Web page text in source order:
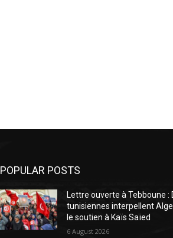
POPULAR POSTS
Lettre ouverte à Tebboune :
tunisiennes interpellent
le soutien à Kaïs Saïed
6 August 2026